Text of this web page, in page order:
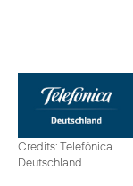
Credits: Telefónica
Deutschland